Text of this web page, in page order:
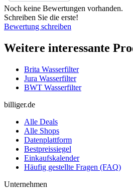
Noch keine Bewertungen vorhanden.
Schreiben Sie die erste!
Bewertung schreiben
Weitere interessante
Brita Wasserfilter
Jura Wasserfilter
BWT Wasserfilter
billiger.de
Alle Deals
Alle Shops
Datenplattform
Bestpreissiegel
Einkaufskalender
Häufig gestellte Fragen (FAQ)
Unternehmen